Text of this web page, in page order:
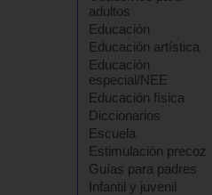
adultos
Educación
Educación artística
Educación
especial/NEE
Educación física
Diccionarios
Escuela
Estimulación precoz
Guías para padres
Infantil y juvenil